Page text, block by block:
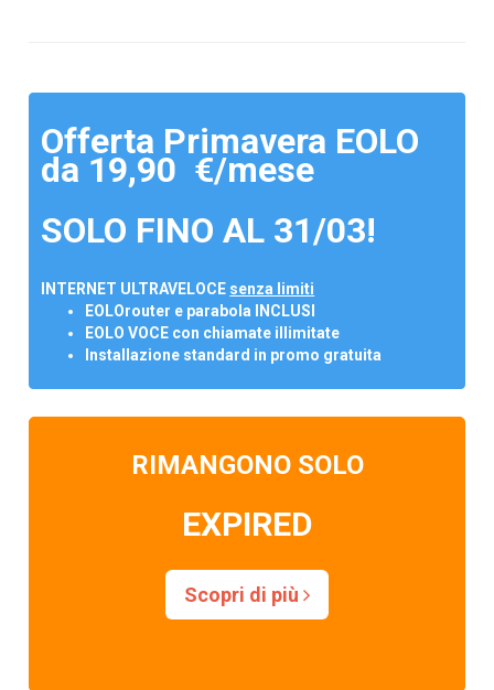
Offerta Primavera EOLO
da 19,90 €/mese
SOLO FINO AL 31/03!
INTERNET ULTRAVELOCE senza limiti
EOLOrouter e parabola INCLUSI
EOLO VOCE con chiamate illimitate
Installazione standard in promo gratuita
RIMANGONO SOLO
EXPIRED
Scopri di più